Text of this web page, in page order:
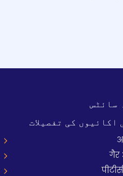
سائٹس
اکائیوں کی تفصیلات